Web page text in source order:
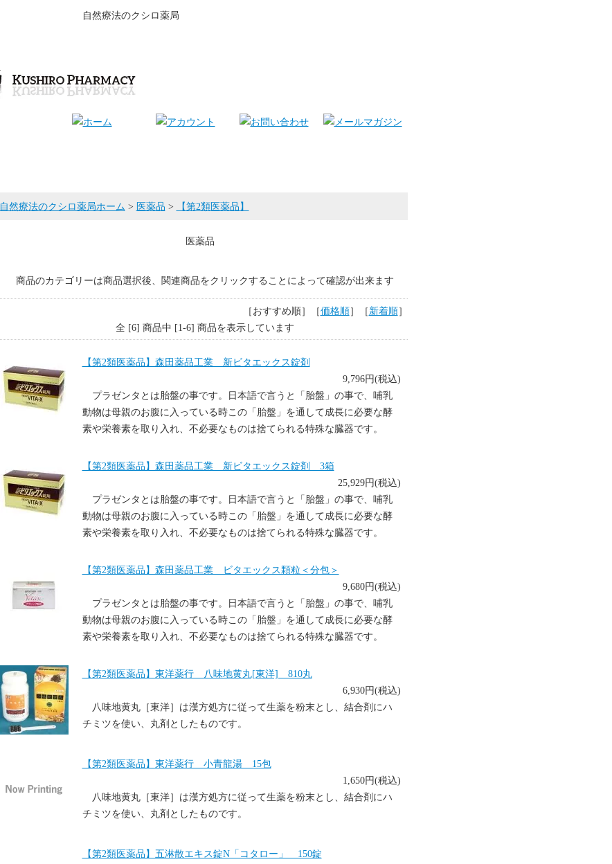
自然療法のクシロ薬局
自然療法のクシロ薬局ホーム > 医薬品 > 【第2類医薬品】
医薬品
商品のカテゴリーは商品選択後、関連商品をクリックすることによって確認が出来ます
［おすすめ順］［価格順］［新着順］
全 [6] 商品中 [1-6] 商品を表示しています
【第2類医薬品】森田薬品工業 新ビタエックス錠剤
9,796円(税込)
プラゼンタとは胎盤の事です。日本語で言うと「胎盤」の事で、哺乳
動物は母親のお腹に入っている時この「胎盤」を通して成長に必要な酵
素や栄養素を取り入れ、不必要なものは捨てられる特殊な臓器です。
【第2類医薬品】森田薬品工業 新ビタエックス錠剤 3箱
25,929円(税込)
プラゼンタとは胎盤の事です。日本語で言うと「胎盤」の事で、哺乳
動物は母親のお腹に入っている時この「胎盤」を通して成長に必要な酵
素や栄養素を取り入れ、不必要なものは捨てられる特殊な臓器です。
【第2類医薬品】森田薬品工業 ビタエックス顆粒＜分包＞
9,680円(税込)
プラゼンタとは胎盤の事です。日本語で言うと「胎盤」の事で、哺乳
動物は母親のお腹に入っている時この「胎盤」を通して成長に必要な酵
素や栄養素を取り入れ、不必要なものは捨てられる特殊な臓器です。
【第2類医薬品】東洋薬行 八味地黄丸[東洋] 810丸
6,930円(税込)
八味地黄丸［東洋］は漢方処方に従って生薬を粉末とし、結合剤にハ
チミツを使い、丸剤としたものです。
【第2類医薬品】東洋薬行 小青龍湯 15包
1,650円(税込)
八味地黄丸［東洋］は漢方処方に従って生薬を粉末とし、結合剤にハ
チミツを使い、丸剤としたものです。
【第2類医薬品】五淋散エキス錠N「コタロー」 150錠